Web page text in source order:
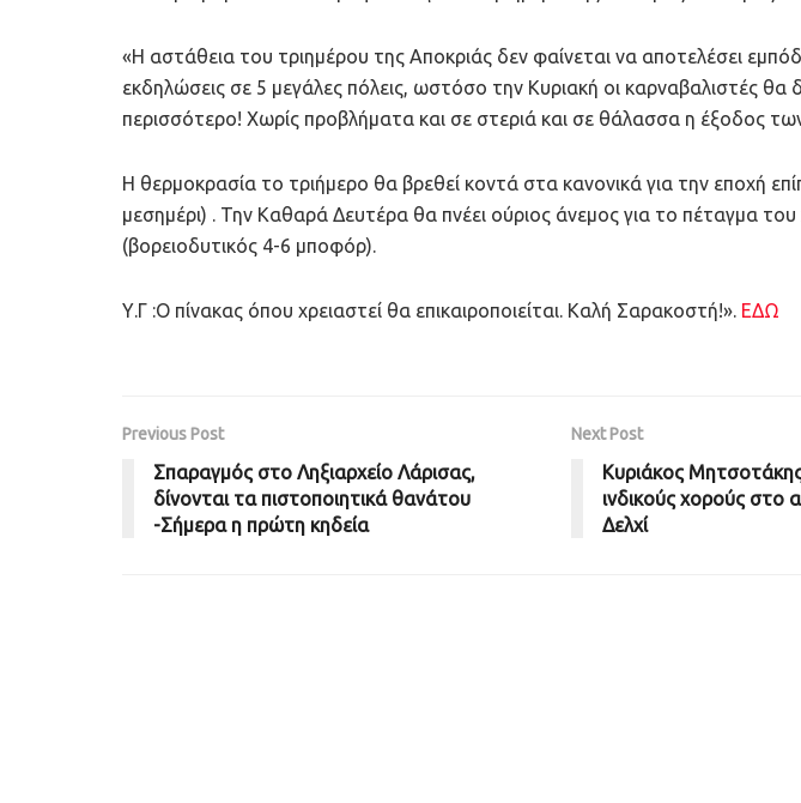
«Η αστάθεια του τριημέρου της Αποκριάς δεν φαίνεται να αποτελέσει
εκδηλώσεις σε 5 μεγάλες πόλεις, ωστόσο την Κυριακή οι καρναβαλιστές θα
περισσότερο! Χωρίς προβλήματα και σε στεριά και σε θάλασσα η έξοδος
Η θερμοκρασία το τριήμερο θα βρεθεί κοντά στα κανονικά για την εποχή
μεσημέρι) . Την Καθαρά Δευτέρα θα πνέει ούριος άνεμος για το πέταγμα
(βορειοδυτικός 4-6 μποφόρ).
Υ.Γ :Ο πίνακας όπου χρειαστεί θα επικαιροποιείται. Καλή Σαρακοστή!». ΕΔΩ
Previous Post
Σπαραγμός στο Ληξιαρχείο Λάρισας,
δίνονται τα πιστοποιητικά θανάτου
-Σήμερα η πρώτη κηδεία
Next Post
Κυριάκος
ινδικούς χορούς στο
Δελχί